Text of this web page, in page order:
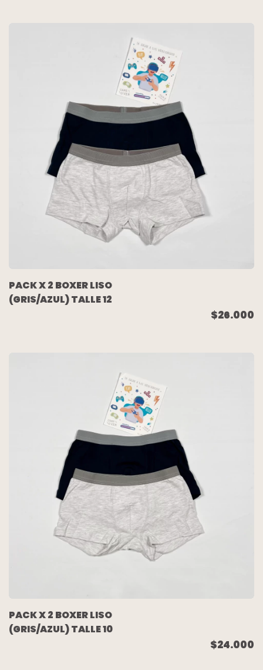
PACK X 2 BOXER LISO
(GRIS/AZUL) TALLE 12
$26.000
PACK X 2 BOXER LISO
(GRIS/AZUL) TALLE 10
$24.000